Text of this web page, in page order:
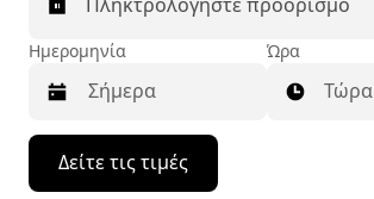
Πληκτρολογήστε προορισμό
Ημερομηνία
Πατήστε
πλήκτρο
Ώρα
Τώρα
Δείτε τις τιμές